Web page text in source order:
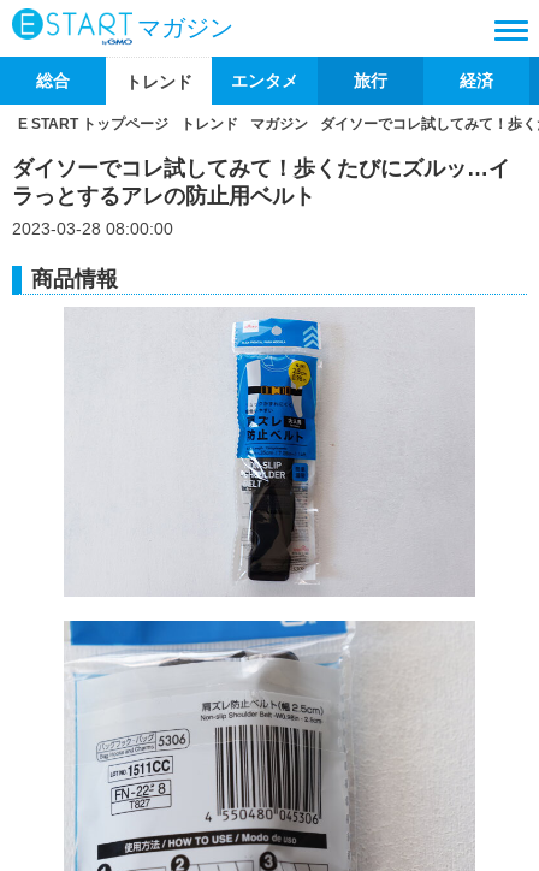
マガジン
総合 トレンド エンタメ 旅行 経済
E START トップページ トレンド マガジン ダイソーでコレ試してみて！歩
ダイソーでコレ試してみて！歩くたびにズルッ…イ
ラっとするアレの防止用ベルト
2023-03-28 08:00:00
商品情報